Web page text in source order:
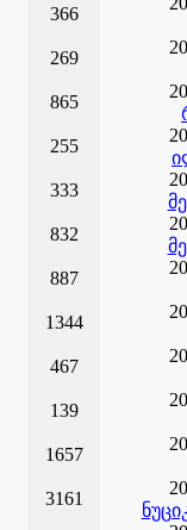
366
269
865
255
333
832
887
1344
467
139
1657
3161